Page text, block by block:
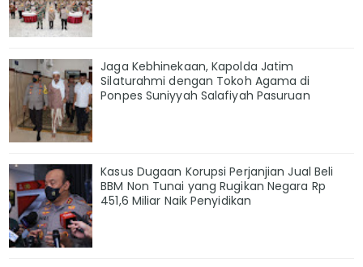
Jaga Kebhinekaan, Kapolda Jatim
Silaturahmi dengan Tokoh Agama di
Ponpes Suniyyah Salafiyah Pasuruan
Kasus Dugaan Korupsi Perjanjian Jual Beli
BBM Non Tunai yang Rugikan Negara Rp
451,6 Miliar Naik Penyidikan